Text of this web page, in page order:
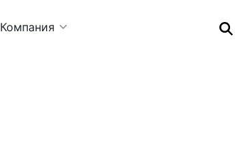
Компания